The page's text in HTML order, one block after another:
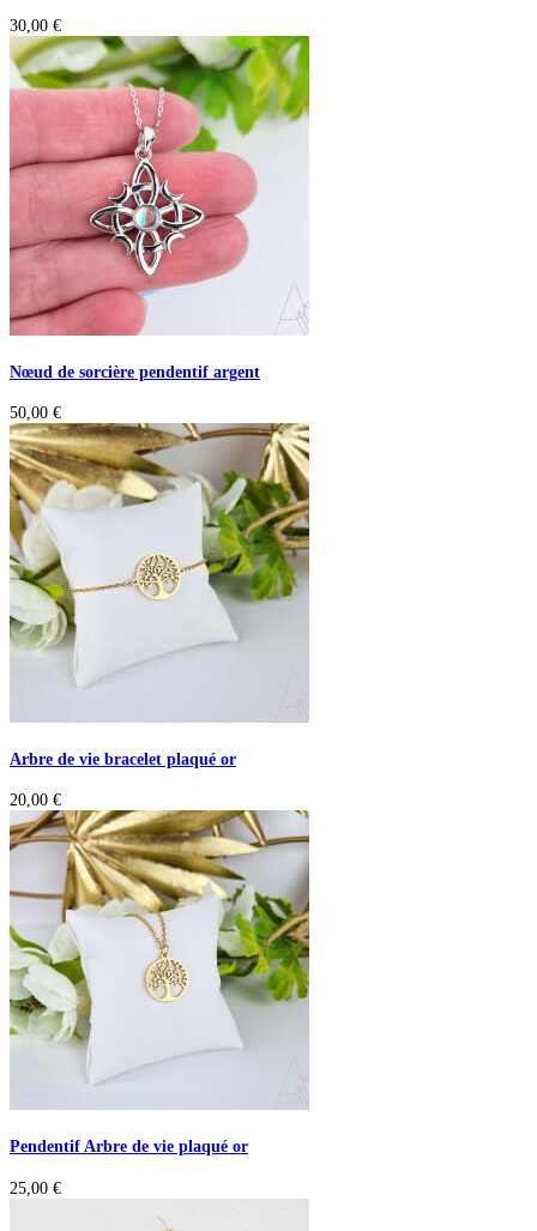
30,00 €
Nœud de sorcière pendentif argent
50,00 €
Arbre de vie bracelet plaqué or
20,00 €
Pendentif Arbre de vie plaqué or
25,00 €